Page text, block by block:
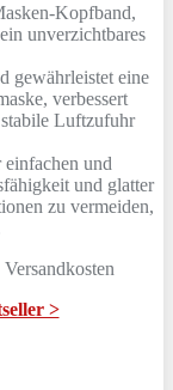
Kopfband,
unverzichtbares
eine
verbessert
Luftzufuhr
und
und glatter
zu vermeiden,
>